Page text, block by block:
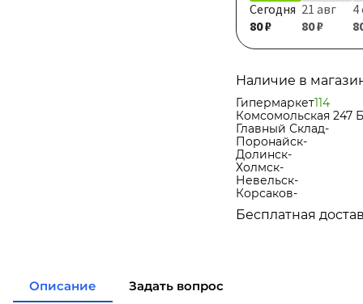
Сегодня
80 ₽
21 авг
80 ₽
4
Наличие в
Гипермаркет114
Комсомольская 247 Б
Главный Склад-
Поронайск-
Долинск-
Холмск-
Невельск-
Корсаков-
Бесплатная
Описание Задать вопрос